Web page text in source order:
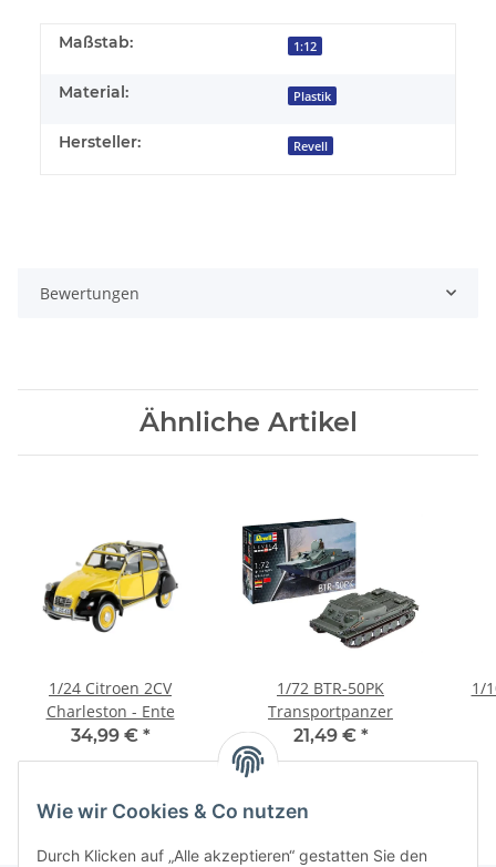
Maßstab: 1:12
Material: Plastik
Hersteller: Revell
Bewertungen
Ähnliche Artikel
1/24 Citroen 2CV
Charleston - Ente
34,99 € *
1/72 BTR-50PK
Transportpanzer
21,49 € *
1/
Wie wir Cookies & Co nutzen
Durch Klicken auf „Alle akzeptieren“ gestatten Sie den